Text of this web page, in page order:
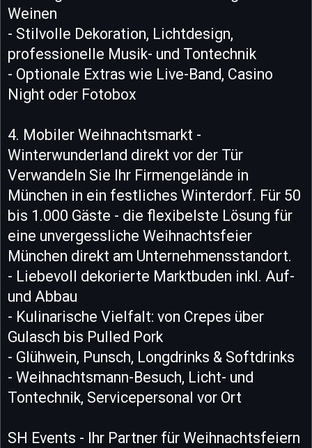
Weinen
- Stilvolle Dekoration, Lichtdesign,
professionelle Musik- und Tontechnik
- Optionale Extras wie Live-Band, Casino
Night oder Fotobox
4. Mobiler Weihnachtsmarkt -
Winterwunderland direkt vor der Tür
Verwandeln Sie Ihr Firmengelände in
München in ein festliches Winterdorf. Für 50
bis 1.000 Gäste - die flexibelste Lösung für
eine unvergessliche Weihnachtsfeier
München direkt am Unternehmensstandort.
- Liebevoll dekorierte Marktbuden inkl. Auf-
und Abbau
- Kulinarische Vielfalt: von Crepes über
Gulasch bis Pulled Pork
- Glühwein, Punsch, Longdrinks & Softdrinks
- Weihnachtsmann-Besuch, Licht- und
Tontechnik, Servicepersonal vor Ort
SH Events - Ihr Partner für Weihnachtsfeiern